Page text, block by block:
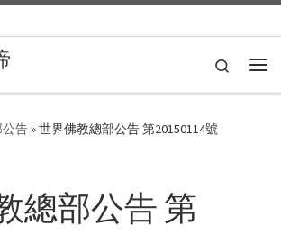
Search
告»世界佛教總部公告 第20150114號
總部公告 第